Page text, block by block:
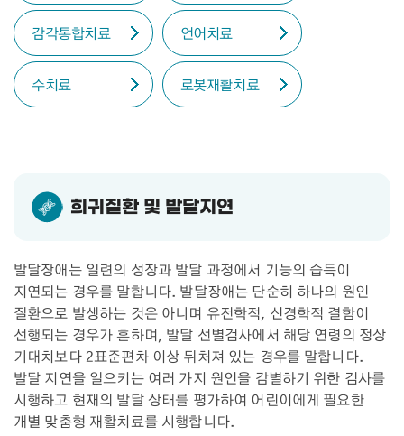
감각통합치료 언어치료
수치료 로봇재활치료
희귀질환 및 발달지연
발달장애는 일련의 성장과 발달 과정에서 기능의 습득이
지연되는 경우를 말합니다. 발달장애는 단순히 하나의 원인
질환으로 발생하는 것은 아니며 유전학적, 신경학적 결함이
선행되는 경우가 흔하며, 발달 선별검사에서 해당 연령의 정상
기대치보다 2표준편차 이상 뒤처져 있는 경우를 말합니다.
발달 지연을 일으키는 여러 가지 원인을 감별하기 위한 검사를
시행하고 현재의 발달 상태를 평가하여 어린이에게 필요한
개별 맞춤형 재활치료를 시행합니다.